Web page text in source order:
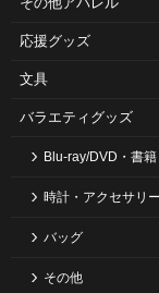
応援グッズ
文具
バラエティグッズ
Blu-ray/DVD・書籍
時計・アクセサリー
バッグ
その他